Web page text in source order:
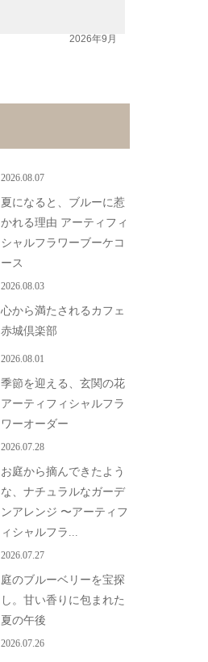
2026年9月
2026.08.07
夏になると、ブルーに惹
かれる理由 アーティフィ
シャルフラワーブーケコ
ース
2026.08.03
心から満たされるカフェ
赤城倶楽部
2026.08.01
季節を迎える、玄関の花
アーティフィシャルフラ
ワーオーダー
2026.07.28
お庭から摘んできたよう
な、ナチュラルなガーデ
ンアレンジ 〜アーティフ
ィシャルフラ...
2026.07.27
庭のブルーベリーを宝探
し。甘い香りに包まれた
夏の午後
2026.07.26